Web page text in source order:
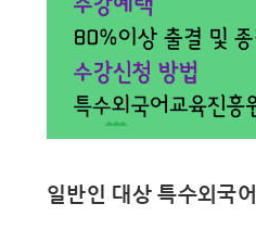
일반인 대상 특수외국